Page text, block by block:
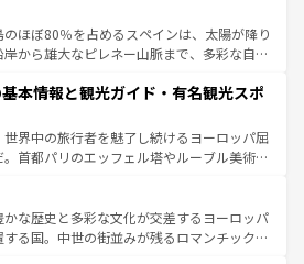
ナの美しい田園風景やアマルフィ海岸の絶
景観も見逃せない。観光の合間には、本場の
ど、絶品のイタリア料理を堪能することも
タリアで、忘れられない旅をしてみよう！
タリア情報は
のほぼ80％を占めるスペインは、太陽が降り
から雄大なピレネー山脈まで、多彩な自然
の国では、情熱的なフラメンコ、熱気あふ
て美味しいタパスが生活の一部となってい
リードの洗練された雰囲気や、バルセロナの
街角から、地方では古代ローマ遺跡や中世
よって風土や気候が異なるスペインはその個
性で訪れる人を魅了する。 なお、新着のスペイン情報は コ
を参照してほしい。
本情報と観光ガイド・有名観光スポ
世界中の旅行者を魅了し続けるヨーロッパ屈
首都パリのエッフェル塔やルーブル美術館
力が詰まっている。華麗な宮殿、歴史的な大
ビーチ、そして豊かな自然が、訪れる者を心
。また、フランスは美食の国としても知ら
かな歴史と多彩な文化が交差するヨーロッパ
する国。中世の街並みが残るロマンチック街